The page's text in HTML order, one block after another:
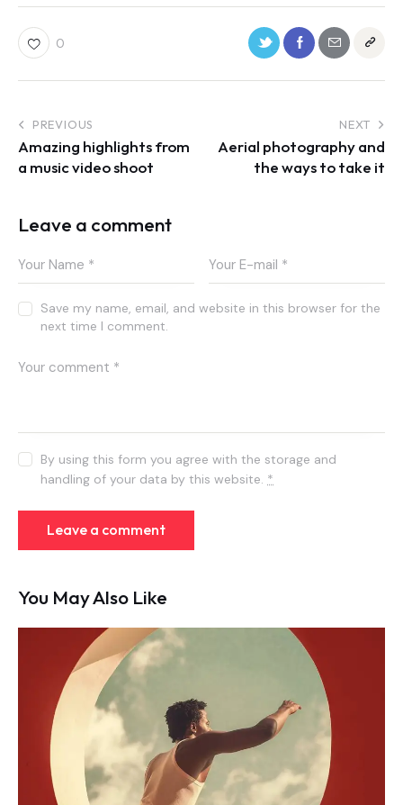
0
PREVIOUS
Amazing highlights from
a music video shoot
NEXT
Aerial photography and
the ways to take it
Leave a comment
Save my name, email, and website in this browser for the
next time I comment.
By using this form you agree with the storage and
handling of your data by this website. *
You May Also Like